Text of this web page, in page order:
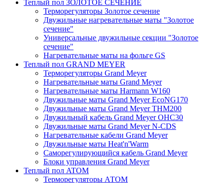
Теплый пол ЗОЛОТОЕ СЕЧЕНИЕ
Терморегуляторы Золотое сечение
Двужильные нагревательные маты "Золотое
сечение"
Универсальные двужильные секции "Золотое
сечение"
Нагревательные маты на фольге GS
Теплый пол GRAND MEYER
Терморегуляторы Grand Meyer
Нагревательные маты Grand Meyer
Нагревательные маты Harmann W160
Двужильные маты Grand Meyer EcoNG170
Двужильные маты Grand Meyer THM200
Двужильный кабель Grand Meyer OHC30
Двужильные маты Grand Meyer N-CDS
Нагревательные кабели Grand Meyer
Двужильные маты Heat'n'Warm
Саморегулирующийся кабель Grand Meyer
Блоки управления Grand Meyer
Теплый пол ATOM
Терморегуляторы АТОМ